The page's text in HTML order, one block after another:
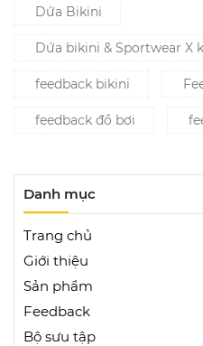
Dứa Bikini
Dứa bikini & Sportwear X
feedback bikini
feedback đồ bơi
Danh mục
Trang chủ
Giới thiệu
Sản phẩm
Feedback
Bộ sưu tập